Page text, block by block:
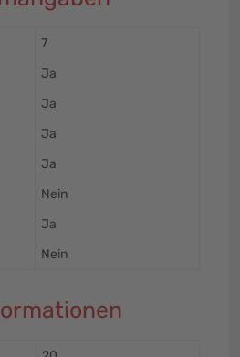
7
Ja
Ja
Ja
Ja
Nein
Ja
Nein